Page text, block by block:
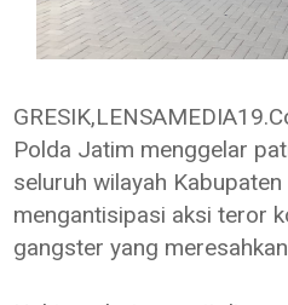
Polda Jatim menggelar
seluruh wilayah
mengantisipasi aksi teror
gangster yang